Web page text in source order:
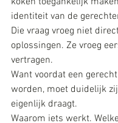
identiteit van de
Die vraag vroeg niet
oplossingen. Ze vroeg
vertragen.
Want voordat een
worden, moet duidelijk
eigenlijk draagt.
Waarom iets werkt.